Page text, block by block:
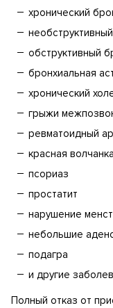
хронический
обструктивный
бронхиальная
хронический
грыжи
ревматоидный
красная волчанка
псориаз
простатит
нарушение
небольшие
подагра
и другие
Полный отказ от